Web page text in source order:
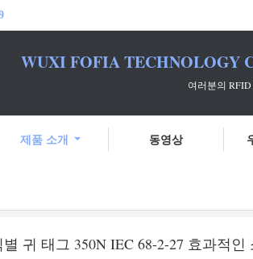
WUXI FOFIA TECHNOLOGY
여러분의 RFID 파트너
제품 소개 동영상
귀 태그 350N IEC 68-2-27 효과적인